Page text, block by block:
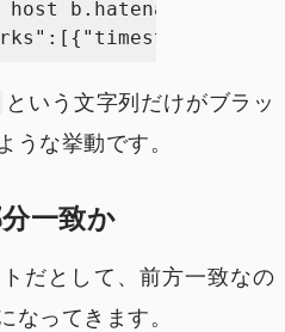
host b.hatena.ne.jp
という文字列だけがブラッ
うな挙動です。
一致か
だとして、前方一致なの
なってきます。